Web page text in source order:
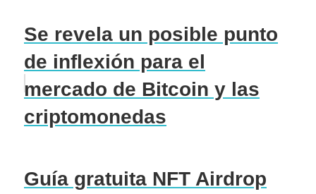
Se revela un posible punto
de inflexión para el
mercado de Bitcoin y las
criptomonedas
Guía gratuita NFT Airdrop